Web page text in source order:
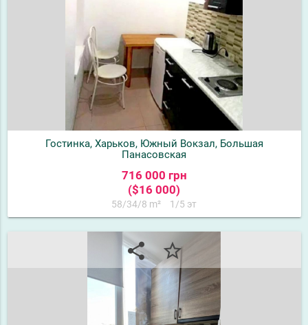
Гостинка, Харьков, Южный Вокзал, Большая
Панасовская
716 000 грн
($16 000)
58/34/8 m² 1/5 эт
share star_border